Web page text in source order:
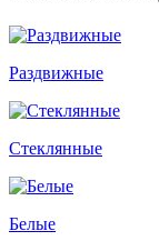
Раздвижные
Стеклянные
Белые